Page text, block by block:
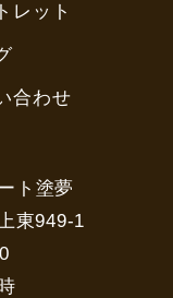
レット
合わせ
ト塗夢
東949-1